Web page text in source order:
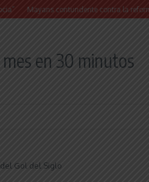
contundente contra la reforma a la Ley
en 30 minutos
Gol del Siglo